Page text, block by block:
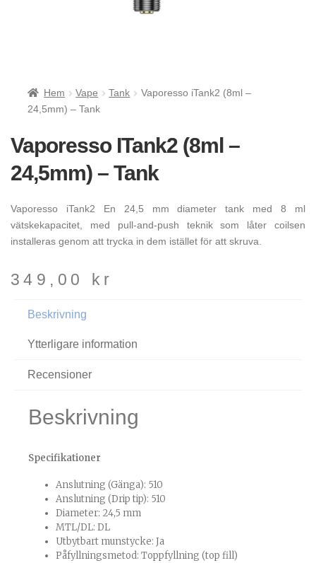
Hem Vape Tank
Vaporesso iTank2 (8ml –
24,5mm) – Tank
Vaporesso ITank2 (8ml –
24,5mm) – Tank
Vaporesso iTank2 En 24,5 mm diameter tank med 8 ml
vätskekapacitet, med pull-and-push teknik som låter coilsen
installeras genom att trycka in dem istället för att skruva.
349,00 kr
Beskrivning
Ytterligare information
Recensioner
Beskrivning
Specifikationer
Anslutning (Gänga): 510
Anslutning (Drip tip): 510
Diameter: 24,5 mm
MTL/DL: DL
Utbytbart munstycke: Ja
Påfyllningsmetod: Toppfyllning (top fill)